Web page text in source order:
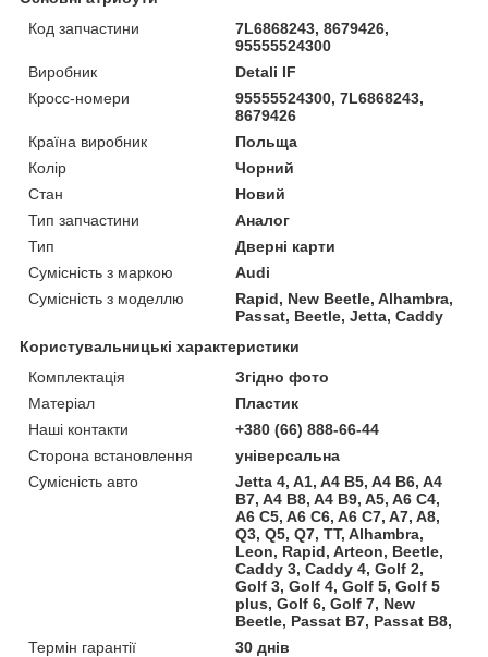
Код запчастини
7L6868243, 8679426,
95555524300
Виробник
Detali IF
Кросс-номери
95555524300, 7L6868243,
8679426
Країна виробник
Польща
Колір
Чорний
Стан
Новий
Тип запчастини
Аналог
Тип
Дверні карти
Сумісність з маркою
Audi
Сумісність з моделлю
Rapid, New Beetle, Alhambra,
Passat, Beetle, Jetta, Caddy
Користувальницькі характеристики
Комплектація
Згідно фото
Матеріал
Пластик
Наші контакти
+380 (66) 888-66-44
Сторона встановлення
універсальна
Сумісність авто
Jetta 4, A1, A4 B5, A4 B6, A4
B7, A4 B8, A4 B9, A5, A6 C4,
A6 C5, A6 C6, A6 C7, A7, A8,
Q3, Q5, Q7, TT, Alhambra,
Leon, Rapid, Arteon, Beetle,
Caddy 3, Caddy 4, Golf 2,
Golf 3, Golf 4, Golf 5, Golf 5
plus, Golf 6, Golf 7, New
Beetle, Passat B7, Passat B8,
Термін гарантії
30 днів